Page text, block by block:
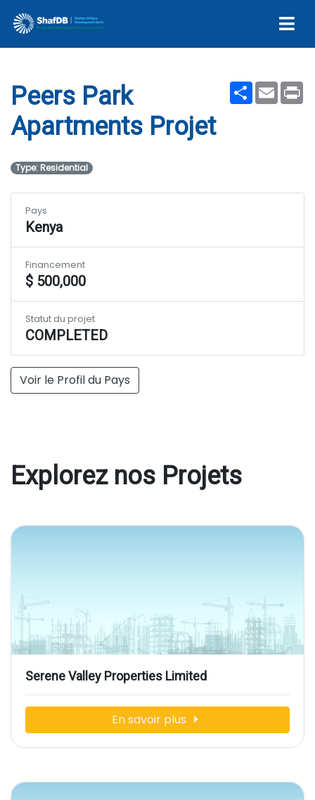
Projet
ShareEmail
Peers Park
Apartments Projet
Type: Residential
Voir le Profil du Pays
Pays
Kenya
Financement
$ 500,000
Statut du projet
COMPLETED
Explorez nos Projets
Serene Valley Properties Limited
En savoir plus